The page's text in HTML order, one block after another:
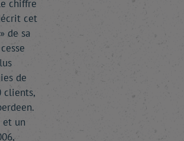
chiffre
cet
de sa
de
clients,
et un